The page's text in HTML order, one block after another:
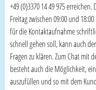
+49 (0)3370 14 49 975
Freitag zwischen 09:00 und
für die Kontaktaufnahme
schnell gehen soll, kann auch
Fragen zu klären. Zum Chat mit
besteht auch die Möglichkeit,
auszufüllen und so mit dem